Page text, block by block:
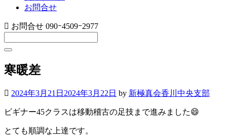
お問合せ
お問合せ 090ｰ4509ｰ2977
寒暖差
2024年3月21日 2024年3月22日 by 新極真会香川中央支部
ビギナー45クラスは移動稽古の足技まで進みました😄
とても順調な上達です。